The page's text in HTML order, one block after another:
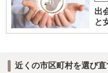
出
と
近くの市区町村を選び直